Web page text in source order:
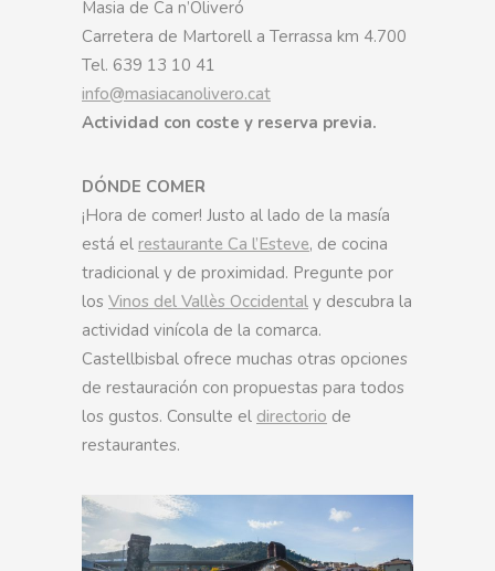
Masia de Ca n’Oliveró
Carretera de Martorell a Terrassa km 4.700
Tel. 639 13 10 41
info@masiacanolivero.cat
Actividad con coste y reserva previa.
DÓNDE COMER
¡Hora de comer! Justo al lado de la masía
está el restaurante Ca l’Esteve, de cocina
tradicional y de proximidad. Pregunte por
los Vinos del Vallès Occidental y descubra la
actividad vinícola de la comarca.
Castellbisbal ofrece muchas otras opciones
de restauración con propuestas para todos
los gustos. Consulte el directorio de
restaurantes.